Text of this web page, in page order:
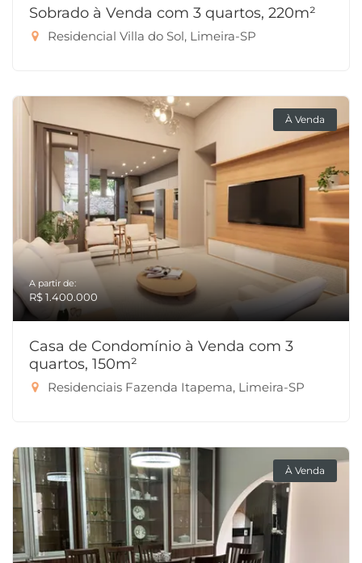
Sobrado à Venda com 3 quartos, 220m²
Residencial Villa do Sol, Limeira-SP
À Venda
A partir de:
R$ 1.400.000
Casa de Condomínio à Venda com 3
quartos, 150m²
Residenciais Fazenda Itapema, Limeira-SP
À Venda